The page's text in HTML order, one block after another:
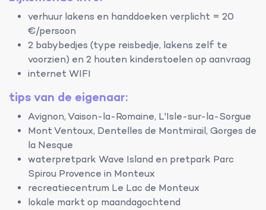
verhuur lakens en handdoeken verplicht = 20
€/persoon
2 babybedjes (type reisbedje, lakens zelf te
voorzien) en 2 houten kinderstoelen op aanvraag
internet WIFI
tips van de eigenaar:
Avignon, Vaison-la-Romaine, L'Isle-sur-la-Sorgue
Mont Ventoux, Dentelles de Montmirail, Gorges de
la Nesque
waterpretpark Wave Island en pretpark Parc
Spirou Provence in Monteux
recreatiecentrum Le Lac de Monteux
lokale markt op maandagochtend